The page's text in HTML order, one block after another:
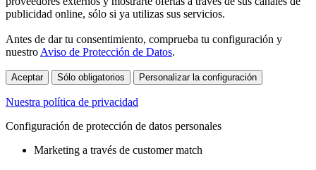
publicidad online, sólo si ya utilizas sus servicios.
Antes de dar tu consentimiento, comprueba tu configuración y
nuestro Aviso de Protección de Datos.
Aceptar Sólo obligatorios Personalizar la configuración
Nuestra política de privacidad
Configuración de protección de datos personales
Marketing a través de customer match